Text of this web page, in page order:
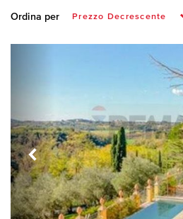
Ordina per